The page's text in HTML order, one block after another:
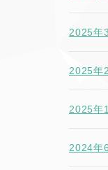
2025年
2025年
2025年
2024年